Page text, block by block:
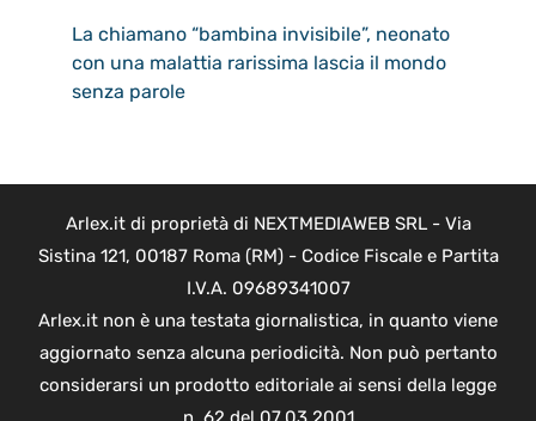
La chiamano “bambina invisibile”, neonato
con una malattia rarissima lascia il mondo
senza parole
Arlex.it di proprietà di NEXTMEDIAWEB SRL - Via
Sistina 121, 00187 Roma (RM) - Codice Fiscale e Partita
I.V.A. 09689341007
Arlex.it non è una testata giornalistica, in quanto viene
aggiornato senza alcuna periodicità. Non può pertanto
considerarsi un prodotto editoriale ai sensi della legge